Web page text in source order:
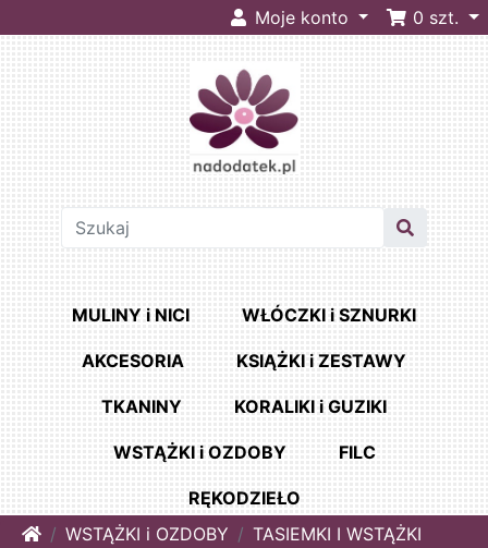
Moje konto 0 szt.
MULINY i NICI WŁÓCZKI i SZNURKI
AKCESORIA KSIĄŻKI i ZESTAWY
TKANINY KORALIKI i GUZIKI
WSTĄŻKI i OZDOBY FILC
RĘKODZIEŁO
HomeWSTĄŻKI i OZDOBY
TASIEMKI I WSTĄŻKI